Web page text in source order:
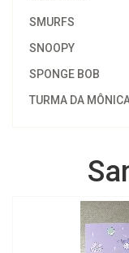
SMURFS
SNOOPY
SPONGE BOB
TURMA DA